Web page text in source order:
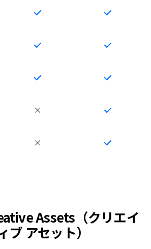
Assets（クリエイ
ブ アセット）